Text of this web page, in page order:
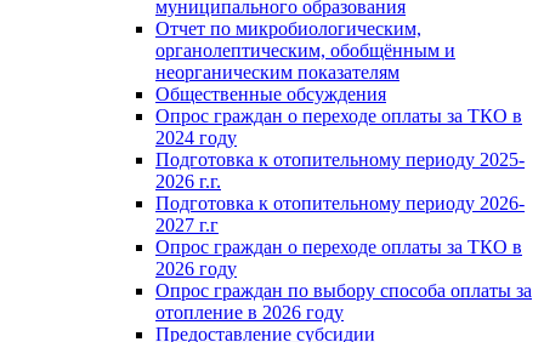
муниципального образования
Отчет по микробиологическим,
органолептическим, обобщённым и
неорганическим показателям
Общественные обсуждения
Опрос граждан о переходе оплаты за ТКО в
2024 году
Подготовка к отопительному периоду 2025-
2026 г.г.
Подготовка к отопительному периоду 2026-
2027 г.г
Опрос граждан о переходе оплаты за ТКО в
2026 году
Опрос граждан по выбору способа оплаты за
отопление в 2026 году
Предоставление субсидии